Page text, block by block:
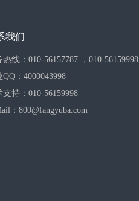
我们
热线：010-56157787 ，010-56159998
QQ：4000043998
支持：010-56159998
：800@fangyuba.com